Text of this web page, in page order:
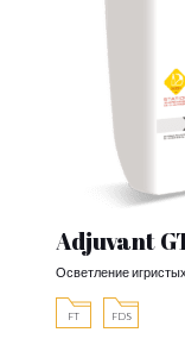
Adjuvant
Осветление
FT FDS